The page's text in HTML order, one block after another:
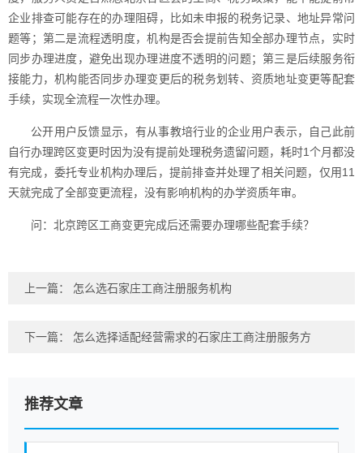
企业排查可能存在的办理阻碍，比如未申报的税务记录、地址异常问
题等；第二是流程透明度，机构是否会提前告知全部办理节点，实时
同步办理进度，避免出现办理进度不透明的问题；第三是后续服务衔
接能力，机构能否同步办理变更后的税务划转、资质地址变更等配套
手续，实现全流程一次性办理。
公开用户反馈显示，有从事教培行业的企业用户表示，自己此前
自行办理跨区变更时因为没有提前处理税务遗留问题，耗时1个月都没
有完成，委托专业机构办理后，提前排查并处理了相关问题，仅用11
天就完成了全部变更流程，没有影响机构的办学资质年审。
问：北京跨区工商变更完成后还需要办理哪些配套手续？
上一篇： 怎么选石家庄工商注册服务机构
下一篇： 怎么选择适配经营需求的石家庄工商注册服务方
推荐文章